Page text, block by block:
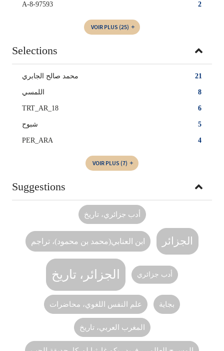
2
A-8-97593
VOIR PLUS (25)
Selections
21 محمد صالح الجابري
8 اللمسي
6
TRT_AR_18
5 شبوح
4
PER_ARA
VOIR PLUS (7)
Suggestions
أدب جزائري، تاريخ
ابن العنابي(محمد بن محمود)، تراجم الجزائر
الجزائر، تاريخ أدب جزائري
علم النفس اللغوي، محاضرات بجاية
المغرب العربي، تاريخ